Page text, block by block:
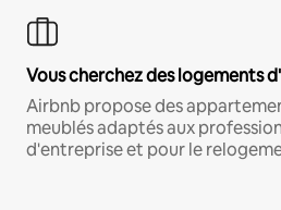
Vous cherchez des logements
Airbnb propose des
meublés adaptés aux
d'entreprise et pour le